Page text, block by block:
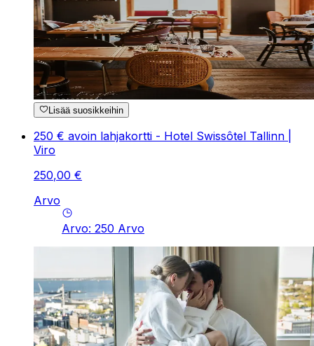
Lisää suosikkeihin
250 € avoin lahjakortti - Hotel Swissôtel Tallinn |
Viro
250,00 €
Arvo
Arvo: 250 Arvo